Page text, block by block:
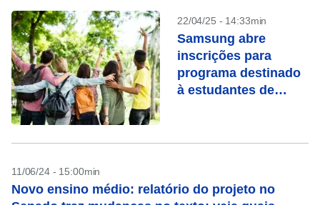
22/04/25 - 14:33min
Samsung abre
inscrições para
programa destinado
à estudantes de
inscrever
11/06/24 - 15:00min
Novo ensino médio: relatório do projeto no